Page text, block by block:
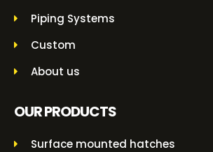
Piping Systems
Custom
About us
OUR PRODUCTS
Surface mounted hatches